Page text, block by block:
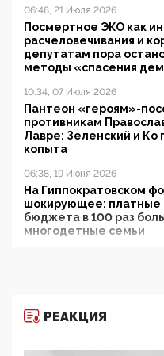
06:48, 21 Июля 2026
Посмертное ЭКО как
расчеловечивания и
депутатам пора
методы «спасения
10:34, 07 Июля 2026
Пантеон «героям»-
противникам
Лавре: Зеленский и Ко
копыта
06:38, 19 Июня 2026
На Гиппократовском
шокирующее: платные
бюджета в 100 раз
многодетные семьи
11:53, 09 Июня 2026
РЕАКЦИЯ